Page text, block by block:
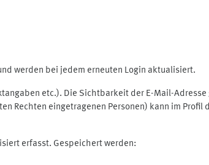
werden bei jedem erneuten Login aktualisiert.
etc.). Die Sichtbarkeit der E-Mail-Adresse
Rechten eingetragenen Personen) kann im Profil
erfasst. Gespeichert werden: